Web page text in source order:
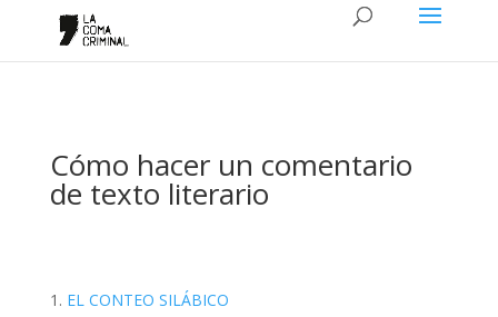
Cómo hacer un comentario
de texto literario
EL CONTEO SILÁBICO